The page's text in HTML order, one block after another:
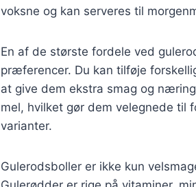
voksne og kan serveres til
En af de største fordele ved
præferencer. Du kan tilføje
at give dem ekstra smag og
mel, hvilket gør dem velegnede til
varianter.
Gulerodsboller er ikke kun